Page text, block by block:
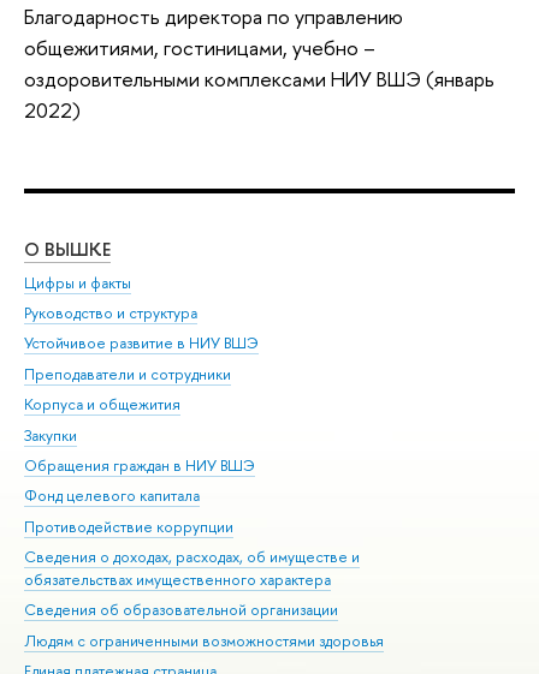
Благодарность директора по управлению
общежитиями, гостиницами, учебно –
оздоровительными комплексами НИУ ВШЭ (январь
2022)
О ВЫШКЕ
Цифры и факты
Руководство и структура
Устойчивое развитие в НИУ ВШЭ
Преподаватели и сотрудники
Корпуса и общежития
Закупки
Обращения граждан в НИУ ВШЭ
Фонд целевого капитала
Противодействие коррупции
Сведения о доходах, расходах, об имуществе и
обязательствах имущественного характера
Сведения об образовательной организации
Людям с ограниченными возможностями здоровья